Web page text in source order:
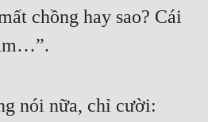
chồng hay sao? Cái
nói nữa, chỉ cười: